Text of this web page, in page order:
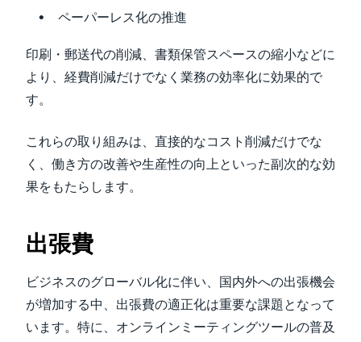
ペーパーレス化の推進
印刷・郵送代の削減、書類保管スペースの縮小などに
より、経費削減だけでなく業務の効率化に効果的で
す。
これらの取り組みは、直接的なコスト削減だけでな
く、働き方の改善や生産性の向上といった副次的な効
果をもたらします。
出張費
ビジネスのグローバル化に伴い、国内外への出張機会
が増加する中、出張費の適正化は重要な課題となって
います。特に、オンラインミーティングツールの普及